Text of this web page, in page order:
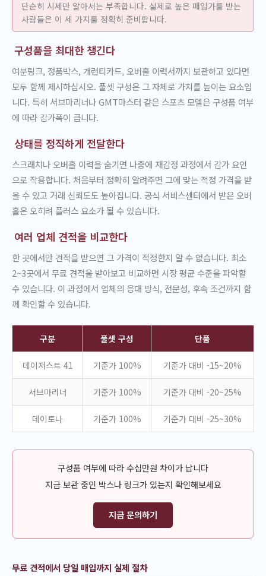
단순히 시세만 알아서는 부족합니다. 실제로 높은 매입가를 받는
사람들은 이 세 가지를 정확히 준비합니다.
구성품을 최대한 챙긴다
여분링크, 정품박스, 개런티카드, 오버홀 이력서까지 보관하고 있다면
모두 함께 제시하십시오. 풀셋 구성은 그 자체로 가치를 높이는 요소입
니다. 특히 서브마리너나 GMT마스터 같은 스포츠 모델은 구성품 여부
에 따라 감가폭이 큽니다.
상태를 정직하게 전달한다
스크래치나 오버홀 이력을 숨기면 나중에 재감정 과정에서 감가 요인
으로 작용합니다. 처음부터 정확히 알려주면 그에 맞는 적정 가격을 받
을 수 있고 거래 신뢰도도 높아집니다. 공식 서비스센터에서 받은 오버
홀은 오히려 플러스 요소가 될 수 있습니다.
여러 업체 견적을 비교한다
한 곳에서만 견적을 받으면 그 가격이 적정한지 알 수 없습니다. 최소
2~3곳에서 무료 견적을 받아보고 비교하면 시장 평균 수준을 파악할
수 있습니다. 이 과정에서 업체의 응대 방식, 전문성, 후속 조건까지 함
께 확인할 수 있습니다.
구분 풀셋 구성 단품
데이저스트 41 기준가 100% 기준가 대비 -15~20%
서브마리너 기준가 100% 기준가 대비 -20~25%
데이토나 기준가 100% 기준가 대비 -25~30%
구성품 여부에 따라 수십만원 차이가 납니다
지금 보관 중인 박스나 링크가 있는지 확인해보세요
지금 문의하기
무료 견적에서 당일 매입까지 실제 절차